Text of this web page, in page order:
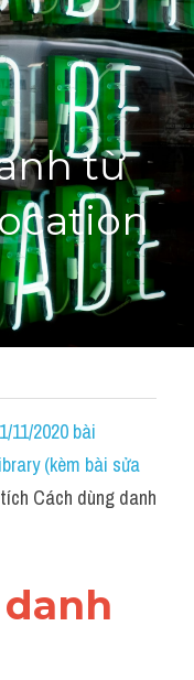
từ
11/2020 bài
(kèm bài sửa
Cách dùng danh